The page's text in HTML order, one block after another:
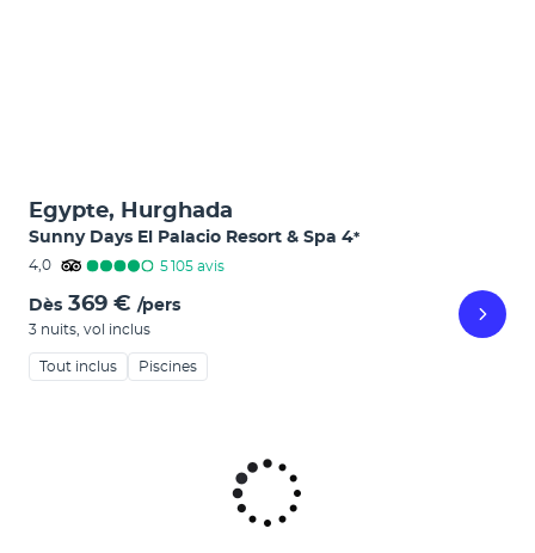
Egypte, Hurghada
Sunny Days El Palacio Resort & Spa 4*
4,0 5 105 avis
Dès 369 € /pers
3 nuits vol inclus
Tout inclus Piscines